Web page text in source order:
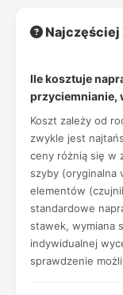
Najczęściej
Ile kosztuje
przyciemnianie,
Koszt zależy od
zwykle jest
ceny różnią się w
szyby (oryginalna
elementów
standardowe
stawek, wymiana
indywidualnej
sprawdzenie